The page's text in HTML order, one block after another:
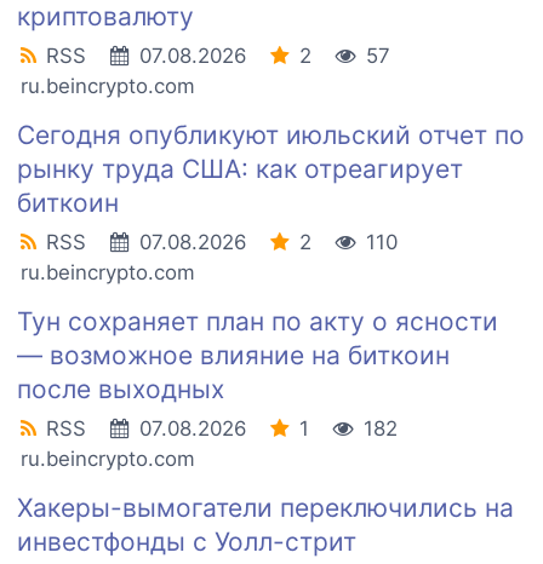
криптовалюту
RSS 07.08.2026 2
57
ru.beincrypto.com
Сегодня опубликуют июльский отчет по
рынку труда США: как отреагирует
биткоин
RSS 07.08.2026 2
110
ru.beincrypto.com
Тун сохраняет план по акту о ясности
— возможное влияние на биткоин
после выходных
RSS 07.08.2026 1
182
ru.beincrypto.com
Хакеры-вымогатели переключились на
инвестфонды с Уолл-стрит